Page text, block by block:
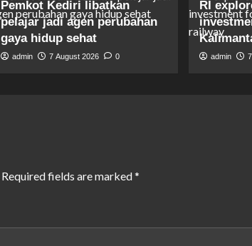
Pemkot Kediri libatkan
pelajar jadi agen perubahan
gaya hidup sehat
admin 7 August 2026 0
RI
admin
Required fields are marked*